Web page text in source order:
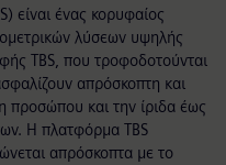
είναι ένας κορυφαίος
λύσεων υψηλής
TBS, που τροφοδοτούνται
απρόσκοπτη και
προσώπου και την ίριδα έως
Η πλατφόρμα TBS
απρόσκοπτα με το